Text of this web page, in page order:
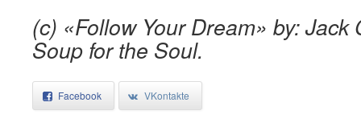
(c) «Follow Your Dream» by: Jack
Soup for the Soul.
Facebook VKontakte